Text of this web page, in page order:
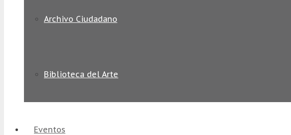
Archivo Ciudadano
Biblioteca del Arte
Eventos